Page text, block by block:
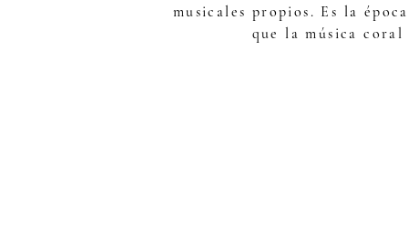
musicales propios. Es la
que la música